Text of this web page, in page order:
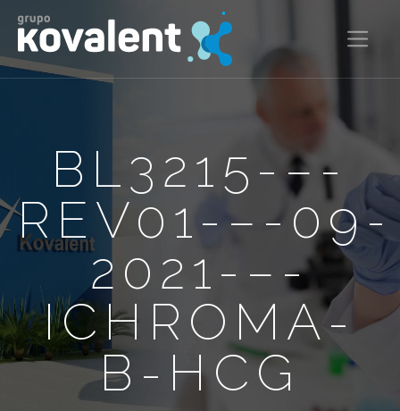
BL3215-–-
REV01-–-09-
2021-–-
ICHROMA-
B-HCG